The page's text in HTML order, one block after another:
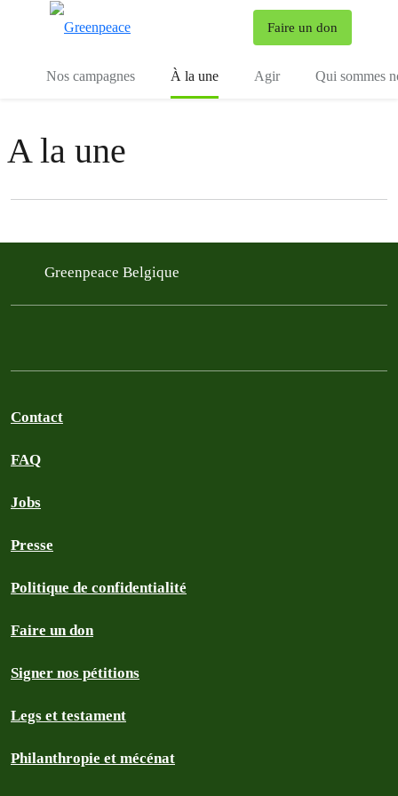
Faire un don
Nos campagnes À la une Agir Qui sommes
A la une
Filter posts
Greenpeace Belgique
Contact
FAQ
Jobs
Presse
Politique de confidentialité
Faire un don
Signer nos pétitions
Legs et testament
Philanthropie et mécénat